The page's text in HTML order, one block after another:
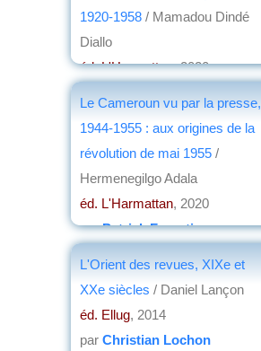
1920-1958 / Mamadou Dindé
Diallo
éd. L'Harmattan, 2020
Le Cameroun vu par la presse,
1944-1955 : aux origines de la
révolution de mai 1955 /
Hermenegilgo Adala
éd. L'Harmattan, 2020
parPatrick Forestier
L'Orient des revues, XIXe et
XXe siècles / Daniel Lançon
éd. Ellug, 2014
par Christian Lochon